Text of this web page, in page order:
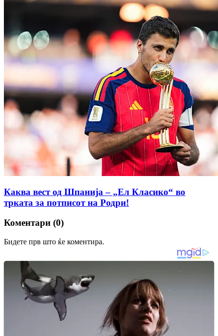
Каква вест од Шпанија – „Ел Класико“ во
трката за потписот на Родри!
Коментари (0)
Бидете прв што ќе коментира.